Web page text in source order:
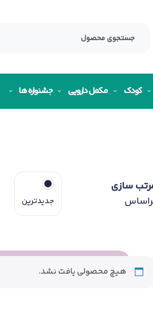
کودک مکمل دارویی جشنواره ها
سازی
جدیدترین
هیچ محصولی یافت نشد.